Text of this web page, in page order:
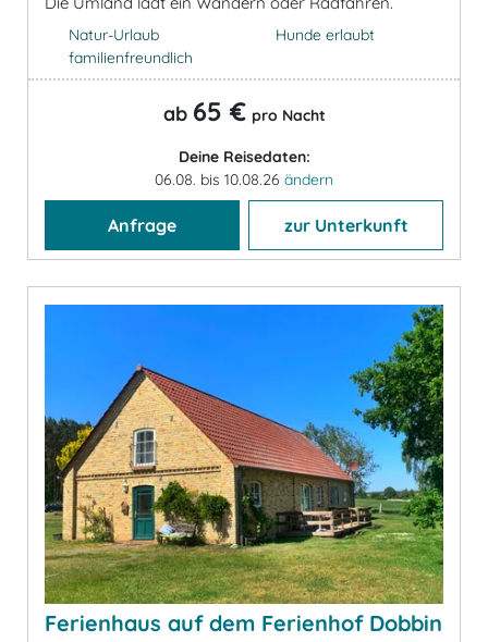
Natur-Urlaub
familienfreundlich
Hunde erlaubt
ab 65 € pro Nacht
Deine Reisedaten:
06.08. bis 10.08.26 ändern
Anfrage zur Unterkunft
Ferienhaus auf dem Ferienhof Dobbin